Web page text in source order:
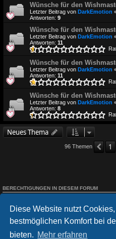
Diese Website nutzt
bestmöglichen Komfort bei
bieten. Mehr erfahren
Wünsche für den
Letzter Beitrag von DarkEmotion
Antworten: 9
Wünsche für den
Letzter Beitrag von DarkEmotion
Antworten: 11
Wünsche für den
Letzter Beitrag von DarkEmotion
Antworten: 11
Wünsche für den
Letzter Beitrag von DarkEmotion
Antworten: 8
Neues Thema
96 Themen 1
BERECHTIGUNGEN IN DIESEM FORUM
Du darfst
keine Antworten zu Themen in
Du darfst deine Beiträge in diesem Forum
Du darfst deine Beiträge in diesem Forum
keine